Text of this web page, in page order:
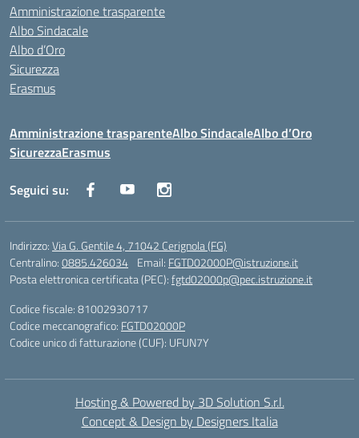
Amministrazione trasparente
Albo Sindacale
Albo d’Oro
Sicurezza
Erasmus
Amministrazione trasparenteAlbo SindacaleAlbo d’Oro
SicurezzaErasmus
Seguici su:
Indirizzo:Via G. Gentile 4, 71042 Cerignola (FG)
Centralino:0885.426034 Email: FGTD02000P@istruzione.it
Posta elettronica certificata (PEC):fgtd02000p@pec.istruzione.it
Codice fiscale: 81002930717
Codice meccanografico: FGTD02000P
Codice unico di fatturazione (CUF): UFUN7Y
Hosting & Powered by 3D Solution S.r.l.
Concept & Design by Designers Italia